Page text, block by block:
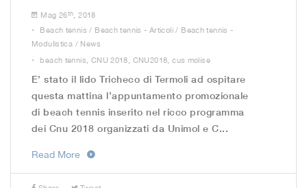
Mag 26th , 2018
. Beach tennis / Beach tennis - Articoli / Beach tennis -
Modulistica / News
. beach tennis CNU 2018 CNU2018 ,cus molise
E’ stato il lido Tricheco di Termoli ad ospitare
questa mattina l’appuntamento promozionale
di beach tennis inserito nel ricco programma
dei Cnu 2018 organizzati da Unimol e C...
Read More